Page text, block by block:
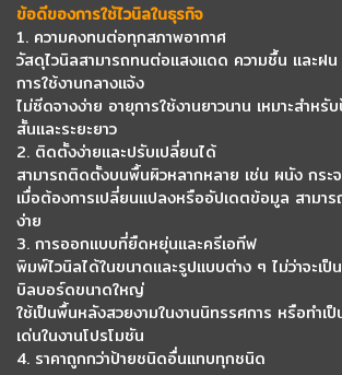
ข้อดีของการใช้ไวนิลในธุรกิจ
1. ความคงทนต่อทุกสภาพอากาศ
วัสดุไวนิลสามารถทนต่อแสงแดด ความชื้น และฝน
การใช้งานกลางแจ้ง
ไม่ซีดจางง่าย อายุการใช้งานยาวนาน เหมาะสำหรั
สั้นและระยะยาว
2. ติดตั้งง่ายและปรับเปลี่ยนได้
สามารถติดตั้งบนพื้นผิวหลากหลาย เช่น ผนัง กร
เมื่อต้องการเปลี่ยนแปลงหรืออัปเดตข้อมูล สามา
ง่าย
3. การออกแบบที่ยืดหยุ่นและครีเอทีฟ
พิมพ์ไวนิลได้ในขนาดและรูปแบบต่าง ๆ ไม่ว่าจะเป็
บิลบอร์ดขนาดใหญ่
ใช้เป็นพื้นหลังสวยงามในงานนิทรรศการ หรือทำเ
เด่นในงานโปรโมชัน
4. ราคาถูกกว่าป้ายชนิดอื่นแทบทุกชนิด